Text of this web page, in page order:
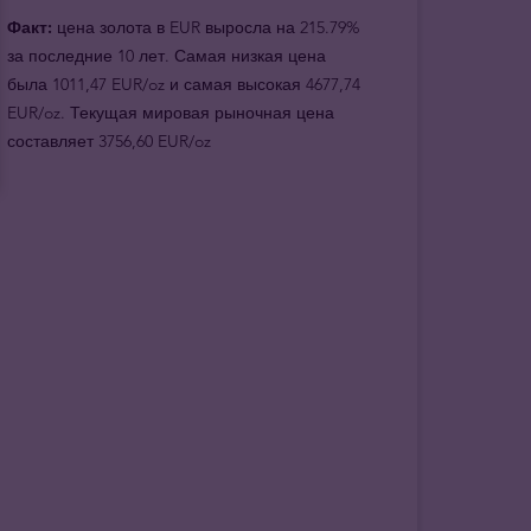
Факт: цена золота в EUR выросла на 215.79%
за последние 10 лет. Самая низкая цена
была 1011,47 EUR/oz и самая высокая 4677,74
EUR/oz. Текущая мировая рыночная цена
составляет 3756,60 EUR/oz